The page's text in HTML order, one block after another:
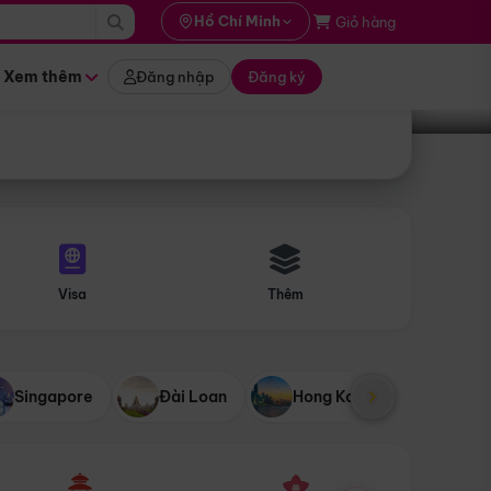
Hồ Chí Minh Giỏ hàng
Xem thêm Đăng nhập Đăng ký
Tìm tour
Visa Thêm
Singapore Đài Loan Hong Kong